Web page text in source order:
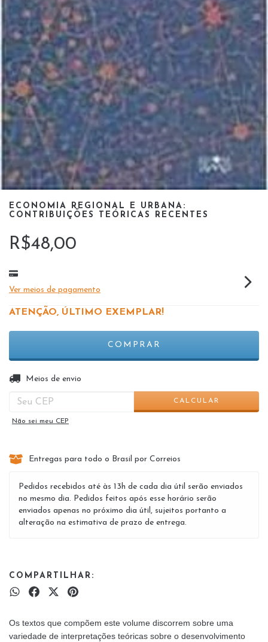
ECONOMIA REGIONAL E URBANA:
CONTRIBUIÇÕES TEÓRICAS RECENTES
R$48,00
Ver meios de pagamento
ATENÇÃO, ÚLTIMO EXEMPLAR!
Entregas para o CEP:
Meios de envio
CALCULAR
Não sei meu CEP
Entregas para todo o Brasil por Correios
Pedidos recebidos até às 13h de cada dia útil serão enviados
no mesmo dia. Pedidos feitos após esse horário serão
enviados apenas no próximo dia útil, sujeitos portanto a
alteração na estimativa de prazo de entrega.
COMPARTILHAR:
Os textos que compõem este volume discorrem sobre uma
variedade de interpretações teóricas sobre o desenvolvimento